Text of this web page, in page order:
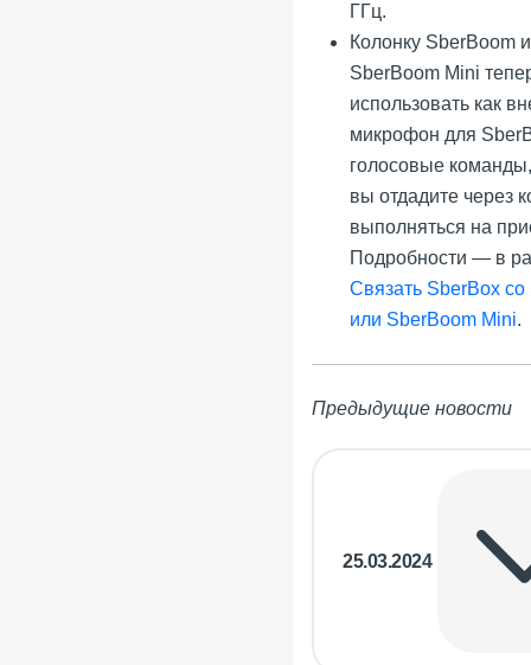
ГГц.
Колонку SberBoom
SberBoom Mini
использовать как
микрофон для
голосовые
вы отдадите через
выполняться на
Подробности — в
Связать SberBox
или SberBoom Mini.
Предыдущие новости
25.03.2024